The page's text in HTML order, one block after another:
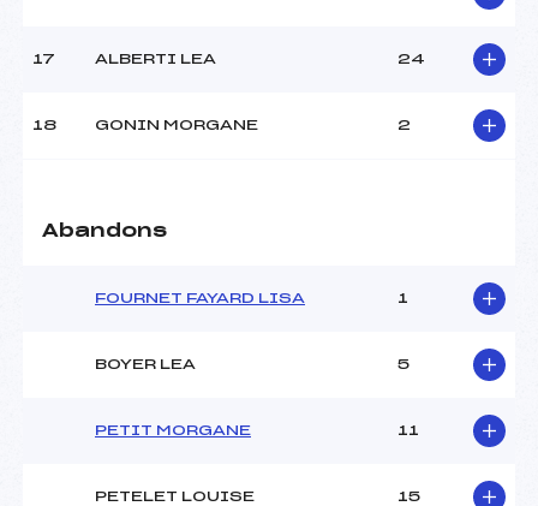
173.6300
Catégorie :
U14+U16
17 ALBERTI LEA 24
18 GONIN MORGANE 2
Abandons
FOURNET FAYARD LISA 1
BOYER LEA 5
PETIT MORGANE 11
PETELET LOUISE 15